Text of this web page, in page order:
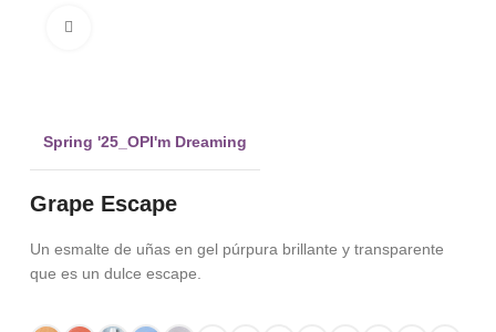
Spring '25_OPI'm Dreaming
Grape Escape
Un esmalte de uñas en gel púrpura brillante y transparente
que es un dulce escape.